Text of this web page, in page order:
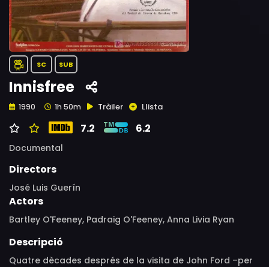
SC SUB
Innisfree
1990 1h 50m Tràiler Llista
7.2 6.2
Documental
Directors
José Luis Guerín
Actors
Bartley O'Feeney, Padraig O'Feeney, Anna Livia Ryan
Descripció
Quatre dècades després de la visita de John Ford –per